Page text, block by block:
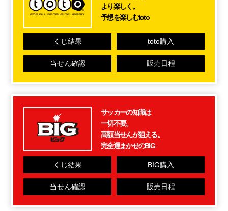
より楽しく。
予想を楽しむtoto
くじ結果 toto購入
当せん確認 販売日程
サッカーの知識は
一切不要。
高額当せんが狙える。
完全運まかせのBIG
くじ結果 BIG購入
当せん確認 販売日程